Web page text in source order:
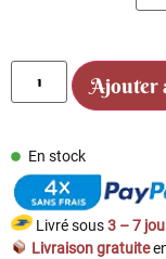
Ajouter
En stock
Livré sous3 – 7
Livraison gratuite